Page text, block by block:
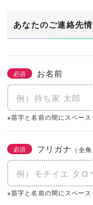
あなたのご連絡先
必須 お名前
※苗字と名前の間にスペース
必須 フリガナ （全
※苗字と名前の間にスペース